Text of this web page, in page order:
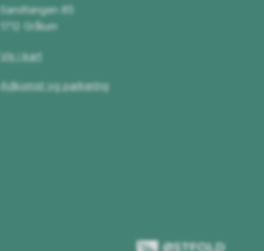
Sandtangen 85
1712 Grålum
Vis i kart
Adkomst og parkering